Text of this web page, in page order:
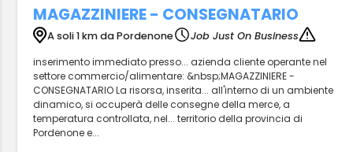
MAGAZZINIERE - CONSEGNATARIO
A soli 1 km da Pordenone
Job Just On Business
inserimento immediato presso... azienda cliente operante nel
settore commercio/alimentare: &nbsp;MAGAZZINIERE -
CONSEGNATARIO La risorsa, inserita... all'interno di un ambiente
dinamico, si occuperà delle consegne della merce, a
temperatura controllata, nel... territorio della provincia di
Pordenone e...